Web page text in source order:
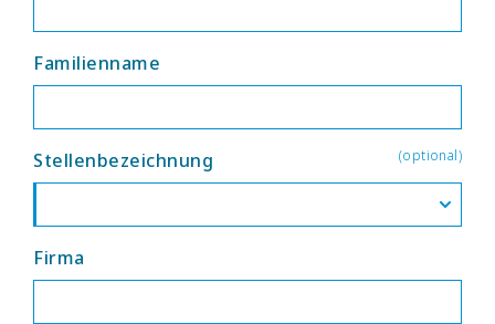
Familienname
Stellenbezeichnung (optional)
Firma